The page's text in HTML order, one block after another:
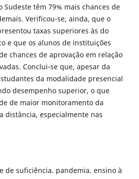
Sudeste têm 79% mais chances de
Verificou-se, ainda, que o
taxas superiores às do
e que os alunos de instituições
chances de aprovação em relação
Conclui-se que, apesar da
da modalidade presencial
desempenho superior, o que
de maior monitoramento da
distância, especialmente nas
de suficiência. pandemia. ensino à